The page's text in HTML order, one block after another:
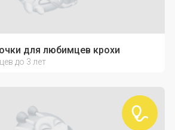
для любимцев крохи
до 3 лет